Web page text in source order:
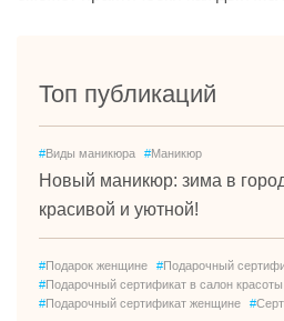
Топ публикаций
#Виды маникюра #Маникюр
Новый маникюр: зима в
красивой и уютной!
#Подарок женщине #Подарочный
#Подарочный сертификат в салон красоты
#Подарочный сертификат женщине #